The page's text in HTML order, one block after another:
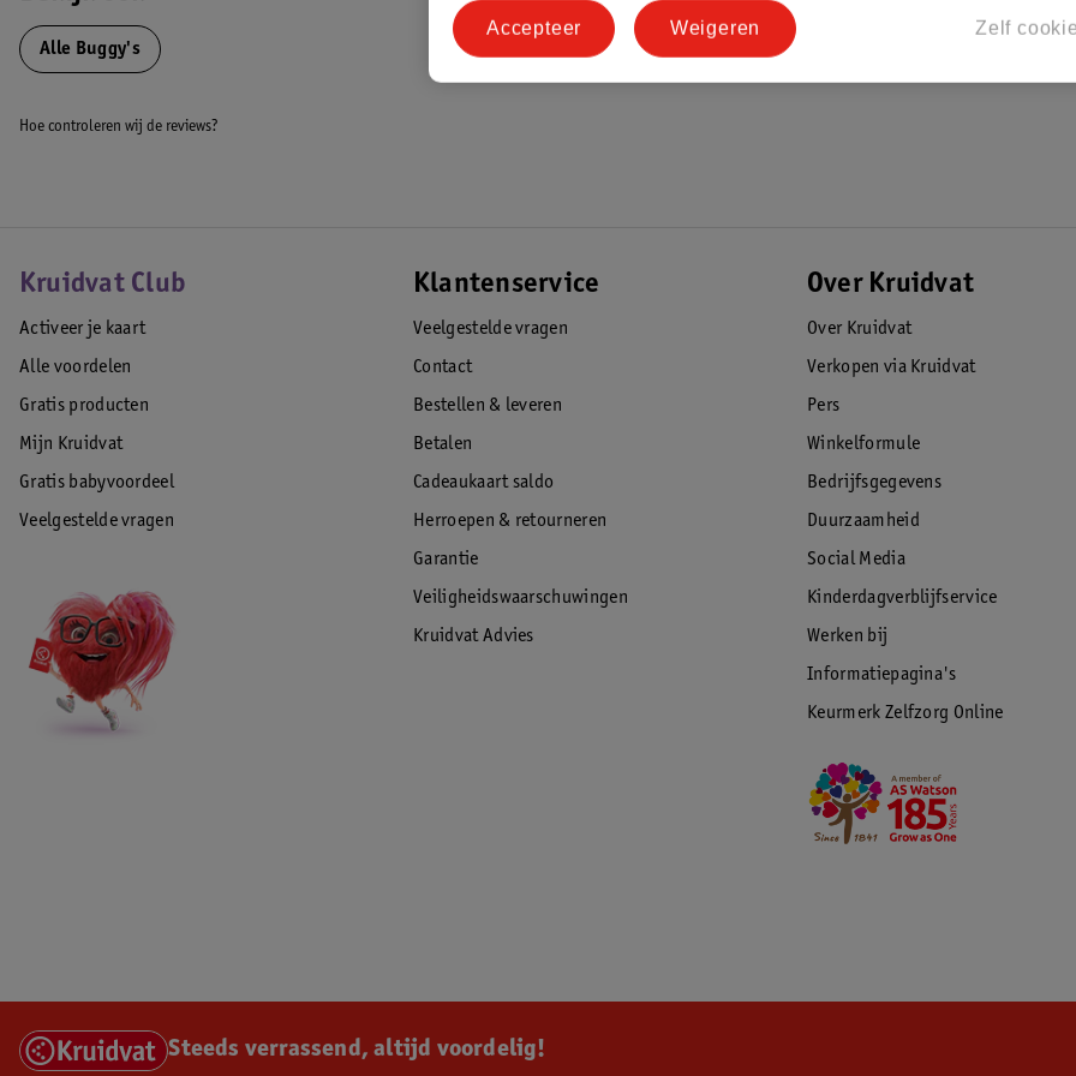
Alle Buggy's
Hoe controleren wij de reviews?
Kruidvat Club
Activeer je kaart
Alle voordelen
Gratis producten
Mijn Kruidvat
Gratis babyvoordeel
Veelgestelde vragen
Klantenservice
Veelgestelde vragen
Contact
Bestellen & leveren
Betalen
Cadeaukaart saldo
Herroepen & retourneren
Garantie
Veiligheidswaarschuwingen
Kruidvat Advies
Over Kruidvat
Over Kruidvat
Verkopen via Kruidvat
Pers
Winkelformule
Bedrijfsgegevens
Duurzaamheid
Social Media
Kinderdagverblijfservice
Werken bij
Informatiepagina's
Keurmerk Zelfzorg Online
Steeds verrassend, altijd voordelig!
Zelf
Weigeren
Accepteer